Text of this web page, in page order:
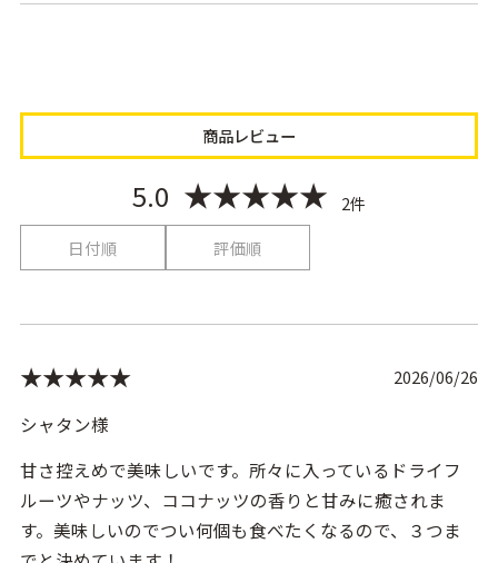
商品レビュー
5.0 ★★★★★
2件
日付順
評価順
★★★★★ 2026/06/26
シャタン様
甘さ控えめで美味しいです。所々に入っているドライフ
ルーツやナッツ、ココナッツの香りと甘みに癒されま
す。美味しいのでつい何個も食べたくなるので、３つま